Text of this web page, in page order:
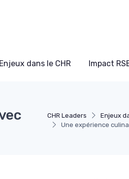
Enjeux dans le CHR Impact
CHR Leaders Enjeux
Une expérience